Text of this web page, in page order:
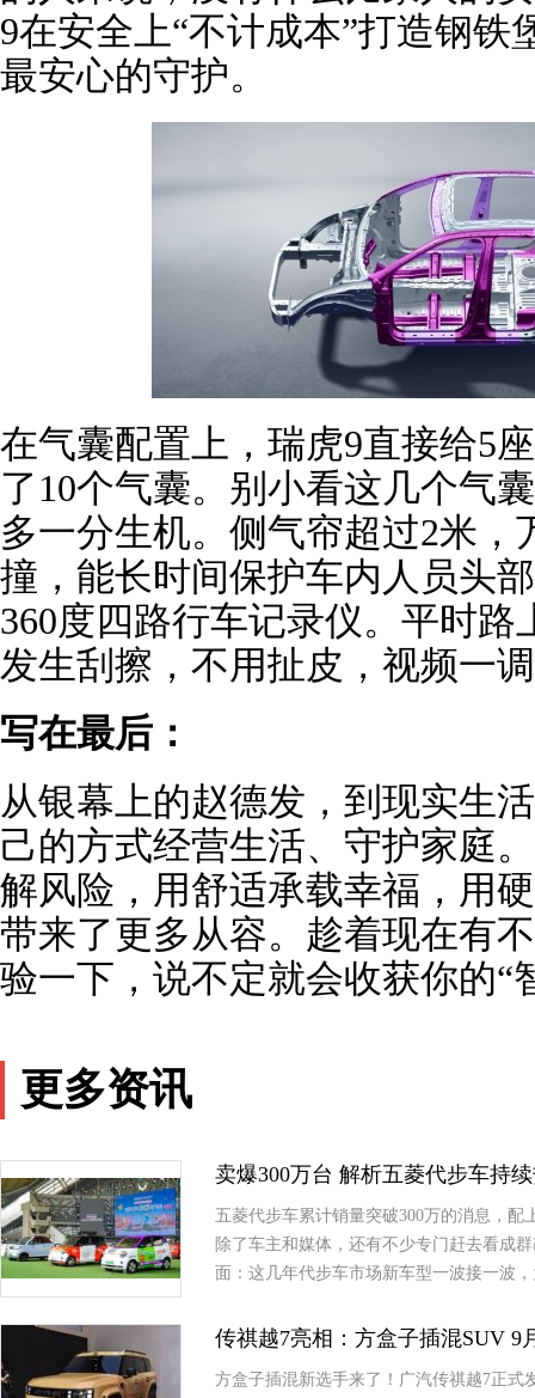
9在安全上“不计成本”打造钢铁
最安心的守护。
在气囊配置上，瑞虎9直接给5
了10个气囊。别小看这几个气
多一分生机。侧气帘超过2米
撞，能长时间保护车内人员头
360度四路行车记录仪。平时路
发生刮擦，不用扯皮，视频一
写在最后：
从银幕上的赵德发，到现实生
己的方式经营生活、守护家庭
解风险，用舒适承载幸福，用
带来了更多从容。趁着现在有
验一下，说不定就会收获你的“
更多资讯
卖爆300万台 解析五菱代步车持
五菱代步车累计销量突破300万的消息，
除了车主和媒体，还有不少专门赶去看成
面：这几年代步车市场新车型一波接一波
传祺越7亮相：方盒子插混SUV 9
方盒子插混新选手来了！广汽传祺越7正式